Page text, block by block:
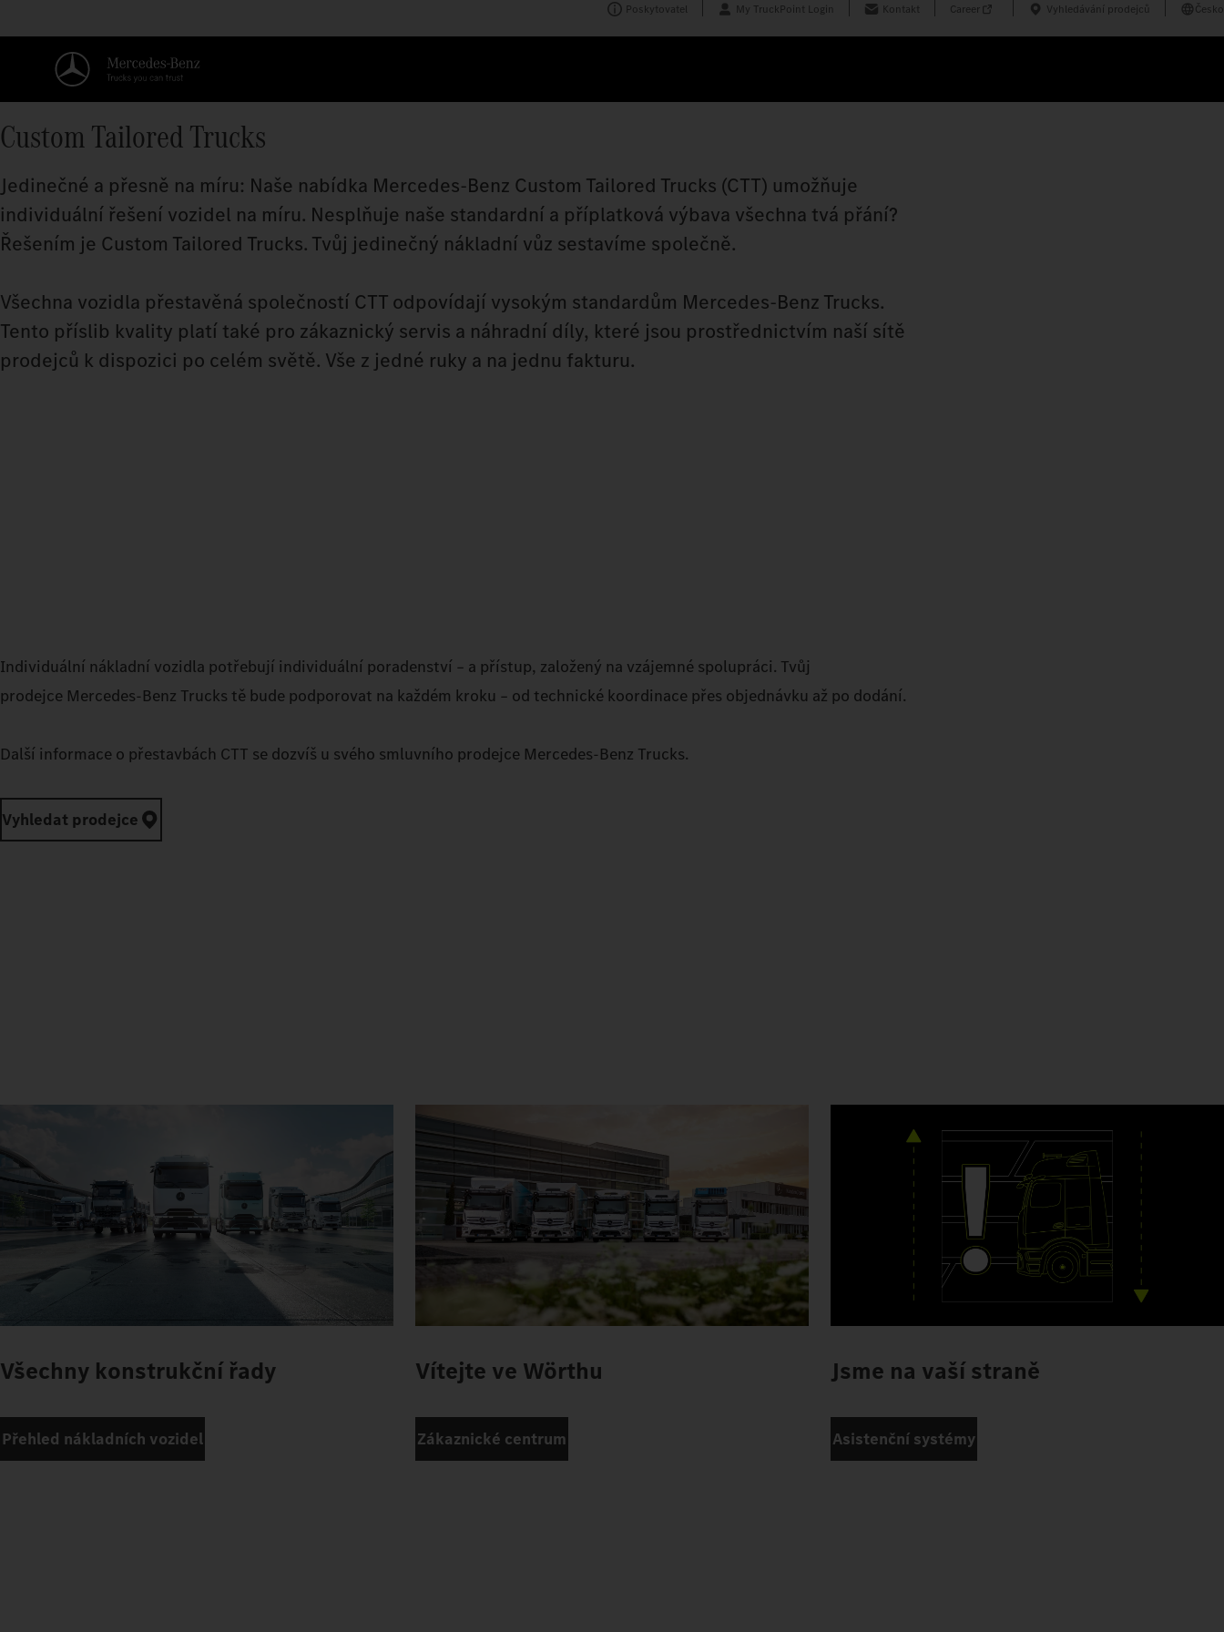
Poskytovatel My TruckPoint Login Kontakt Career Vyhledávání prodejců Česko
Custom Tailored Trucks
Jedinečné a přesně na míru: Naše nabídka Mercedes‑Benz Custom Tailored Trucks (CTT) umožňuje
individuální řešení vozidel na míru. Nesplňuje naše standardní a příplatková výbava všechna tvá přání?
Řešením je Custom Tailored Trucks. Tvůj jedinečný nákladní vůz sestavíme společně.
Všechna vozidla přestavěná společností CTT odpovídají vysokým standardům Mercedes‑Benz Trucks.
Tento příslib kvality platí také pro zákaznický servis a náhradní díly, které jsou prostřednictvím naší sítě
prodejců k dispozici po celém světě. Vše z jedné ruky a na jednu fakturu.
Individuální nákladní vozidla potřebují individuální poradenství – a přístup, založený na vzájemné spolupráci. Tvůj
prodejce Mercedes‑Benz Trucks tě bude podporovat na každém kroku – od technické koordinace přes objednávku až po dodání.
Další informace o přestavbách CTT se dozvíš u svého smluvního prodejce Mercedes‑Benz Trucks.
Vyhledat prodejce
Všechny konstrukční řady
Přehled nákladních vozidel
Vítejte ve Wörthu
Zákaznické centrum
Jsme na vaší straně
Asistenční systémy